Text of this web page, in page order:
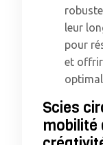
leur
pour
et offrir
Scies
mobilité